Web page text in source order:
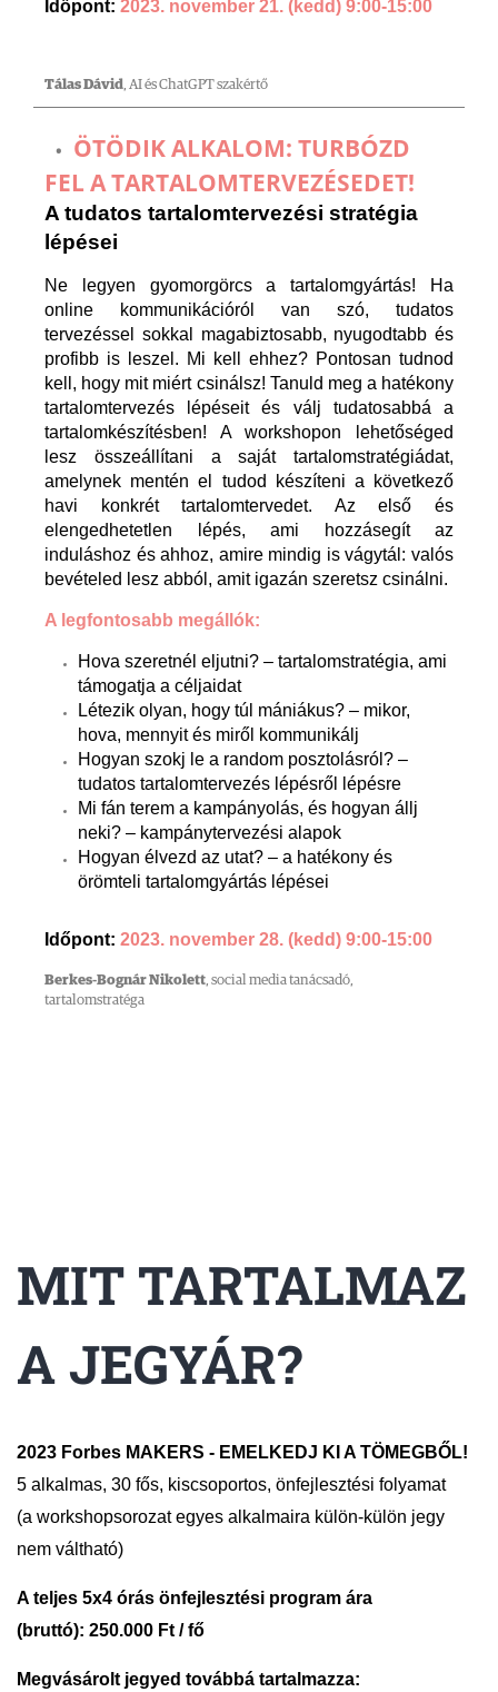
Időpont: 2023. november 21. (kedd) 9:00-15:00
Tálas Dávid, AI és ChatGPT szakértő
ÖTÖDIK ALKALOM: TURBÓZD
FEL A TARTALOMTERVEZÉSEDET!
A tudatos tartalomtervezési stratégia
lépései
Ne legyen gyomorgörcs a tartalomgyártás! Ha
online kommunikációról van szó, tudatos
tervezéssel sokkal magabiztosabb, nyugodtabb és
profibb is leszel. Mi kell ehhez? Pontosan tudnod
kell, hogy mit miért csinálsz! Tanuld meg a hatékony
tartalomtervezés lépéseit és válj tudatosabbá a
tartalomkészítésben! A workshopon lehetőséged
lesz összeállítani a saját tartalomstratégiádat,
amelynek mentén el tudod készíteni a következő
havi konkrét tartalomtervedet. Az első és
elengedhetetlen lépés, ami hozzásegít az
induláshoz és ahhoz, amire mindig is vágytál: valós
bevételed lesz abból, amit igazán szeretsz csinálni.
A legfontosabb megállók:
Hova szeretnél eljutni? – tartalomstratégia, ami
támogatja a céljaidat
Létezik olyan, hogy túl mániákus? – mikor,
hova, mennyit és miről kommunikálj
Hogyan szokj le a random posztolásról? –
tudatos tartalomtervezés lépésről lépésre
Mi fán terem a kampányolás, és hogyan állj
neki? – kampánytervezési alapok
Hogyan élvezd az utat? – a hatékony és
örömteli tartalomgyártás lépései
Időpont: 2023. november 28. (kedd) 9:00-15:00
Berkes-Bognár Nikolett, social media tanácsadó,
tartalomstratéga
MIT TARTALMAZ
A JEGYÁR?
2023 Forbes MAKERS - EMELKEDJ KI A TÖMEGBŐL!
5 alkalmas, 30 fős, kiscsoportos, önfejlesztési folyamat
(a workshopsorozat egyes alkalmaira külön-külön jegy
nem váltható)
A teljes 5x4 órás önfejlesztési program ára
(bruttó): 250.000 Ft / fő
Megvásárolt jegyed továbbá tartalmazza: